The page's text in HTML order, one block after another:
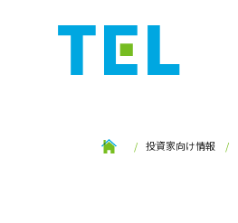
投資家向け情報